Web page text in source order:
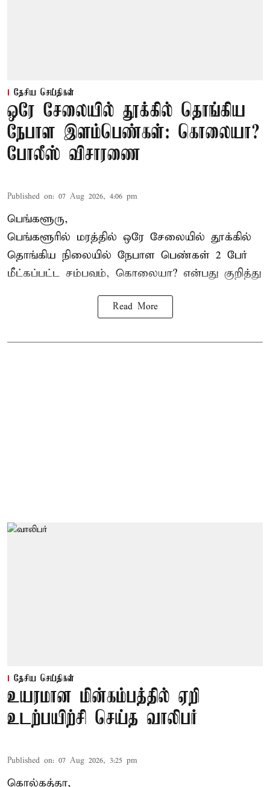
தேசிய செய்திகள்
ஒரே சேலையில் தூக்கில் தொங்கிய
நேபாள இளம்பெண்கள்: கொலையா?
போலீஸ் விசாரணை
Published on: 07 Aug 2026, 4:06 pm
பெங்களூரு,
பெங்களூரில் மரத்தில் ஒரே சேலையில் தூக்கில்
தொங்கிய நிலையில் நேபாள பெண்கள் 2 பேர்
மீட்கப்பட்ட சம்பவம், கொலையா? என்பது குறித்து
Read More
தேசிய செய்திகள்
உயரமான மின்கம்பத்தில் ஏறி
உடற்பயிற்சி செய்த வாலிபர்
Published on: 07 Aug 2026, 3:25 pm
கொல்கத்தா,